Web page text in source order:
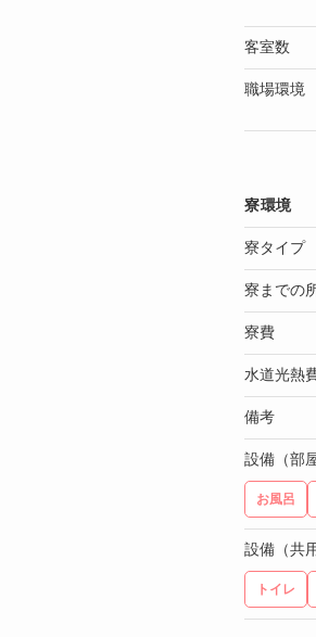
客室数
職場環境
寮環境
寮タイプ
寮までの
寮費
水道光熱
備考
設備（部
お風呂
設備（共
トイレ